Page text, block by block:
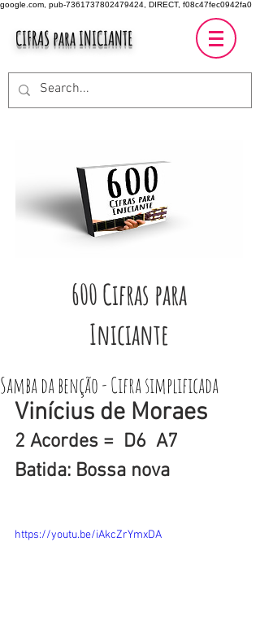
google.com, pub-7361737802479424, DIRECT, f08c47fec0942fa0
CIFRAS para INICIANTE
600 Cifras para
Iniciante
Samba da benção - Cifra simplificada
Vinícius de Moraes
2 Acordes =  D6  A7
Batida: Bossa nova
https://youtu.be/iAkcZrYmxDA